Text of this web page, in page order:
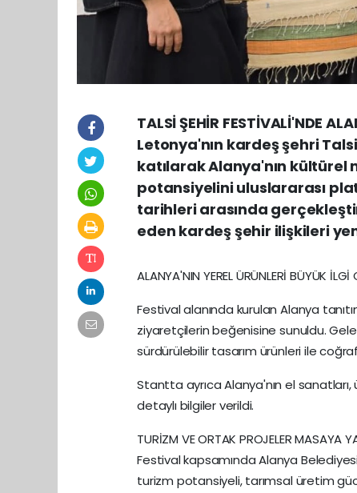
TALSİ ŞEHİR FESTİVALİ'NDE
Letonya'nın kardeş şehri
katılarak Alanya'nın kültürel
potansiyelini uluslararası
tarihleri arasında
eden kardeş şehir ilişkileri
ALANYA'NIN YEREL ÜRÜNLERİ BÜYÜK İLGİ
Festival alanında kurulan Alanya
ziyaretçilerin beğenisine sunuldu.
sürdürülebilir tasarım ürünleri ile
Stantta ayrıca Alanya'nın el
detaylı bilgiler verildi.
TURİZM VE ORTAK PROJELER MASAYA
Festival kapsamında Alanya
turizm potansiyeli, tarımsal üretim